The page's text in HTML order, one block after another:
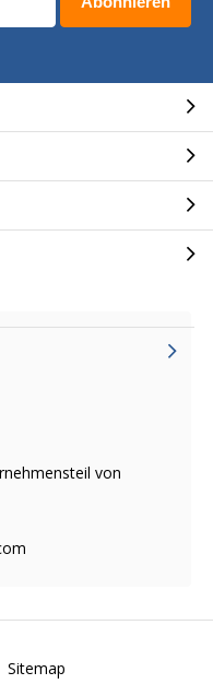
von
Sitemap